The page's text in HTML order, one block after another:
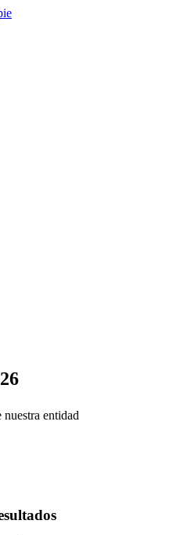
nuestra entidad